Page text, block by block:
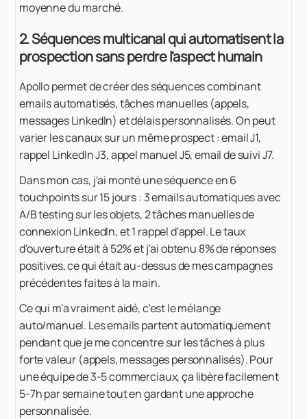
moyenne du marché.
2. Séquences multicanal qui automatisent la
prospection sans perdre l'aspect humain
Apollo permet de créer des séquences combinant
emails automatisés, tâches manuelles (appels,
messages LinkedIn) et délais personnalisés. On peut
varier les canaux sur un même prospect : email J1,
rappel LinkedIn J3, appel manuel J5, email de suivi J7.
Dans mon cas, j'ai monté une séquence en 6
touchpoints sur 15 jours : 3 emails automatiques avec
A/B testing sur les objets, 2 tâches manuelles de
connexion LinkedIn, et 1 rappel d'appel. Le taux
d'ouverture était à 52% et j'ai obtenu 8% de réponses
positives, ce qui était au-dessus de mes campagnes
précédentes faites à la main.
Ce qui m'a vraiment aidé, c'est le mélange
auto/manuel. Les emails partent automatiquement
pendant que je me concentre sur les tâches à plus
forte valeur (appels, messages personnalisés). Pour
une équipe de 3-5 commerciaux, ça libère facilement
5-7h par semaine tout en gardant une approche
personnalisée.